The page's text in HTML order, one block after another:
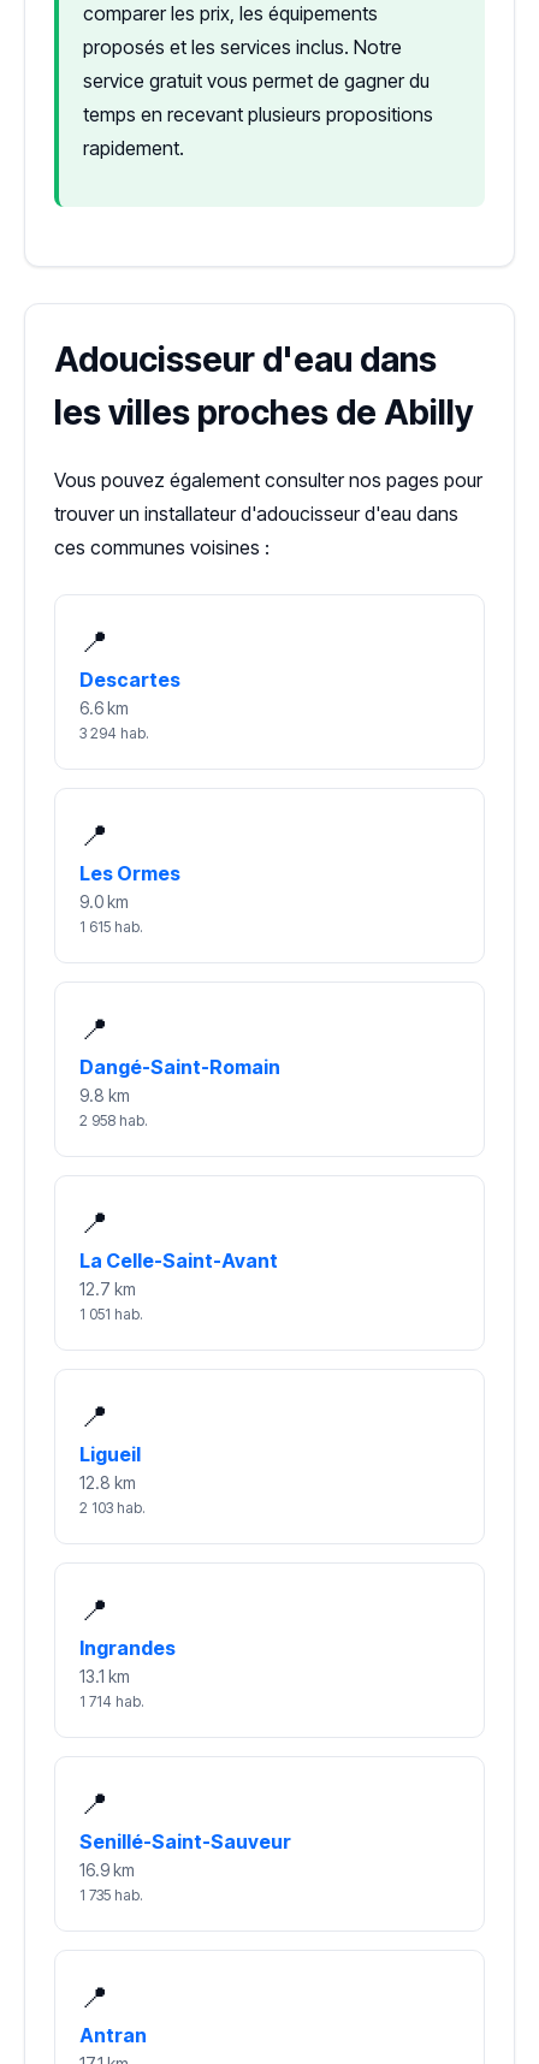
comparer les prix, les équipements
proposés et les services inclus. Notre
service gratuit vous permet de gagner du
temps en recevant plusieurs propositions
rapidement.
Adoucisseur d'eau dans
les villes proches de Abilly
Vous pouvez également consulter nos pages pour
trouver un installateur d'adoucisseur d'eau dans
ces communes voisines :
📍
Descartes
6.6 km
3 294 hab.
📍
Les Ormes
9.0 km
1 615 hab.
📍
Dangé-Saint-Romain
9.8 km
2 958 hab.
📍
La Celle-Saint-Avant
12.7 km
1 051 hab.
📍
Ligueil
12.8 km
2 103 hab.
📍
Ingrandes
13.1 km
1 714 hab.
📍
Senillé-Saint-Sauveur
16.9 km
1 735 hab.
📍
Antran